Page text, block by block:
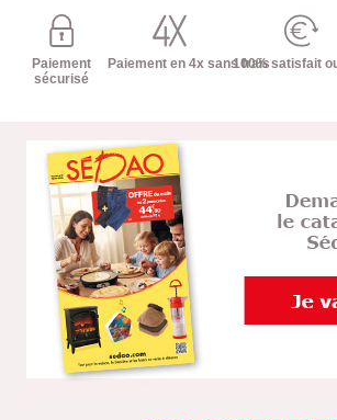
Paiement
sécurisé
Paiement en 4x sans frais100% satisfait